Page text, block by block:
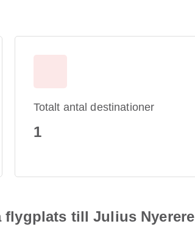
Totalt antal destinationer
1
till Julius Nyerere